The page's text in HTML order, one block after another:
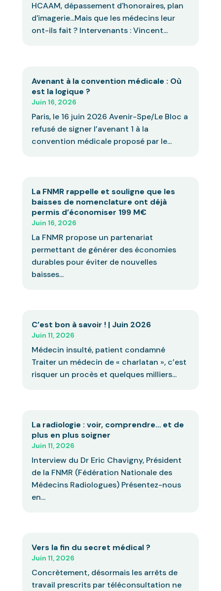
HCAAM, dépassement d'honoraires, plan
d'imagerie...Mais que les médecins leur
ont-ils fait ? Intervenants : Vincent...
Avenant à la convention médicale : Où
est la logique ?
Juin 16, 2026
Paris, le 16 juin 2026 Avenir-Spe/Le Bloc a
refusé de signer l’avenant 1 à la
convention médicale proposé par le...
La FNMR rappelle et souligne que les
baisses de nomenclature ont déjà
permis d’économiser 199 M€
Juin 16, 2026
La FNMR propose un partenariat
permettant de générer des économies
durables pour éviter de nouvelles
baisses...
C’est bon à savoir ! | Juin 2026
Juin 11, 2026
Médecin insulté, patient condamné
Traiter un médecin de « charlatan », c’est
risquer un procès et quelques milliers...
La radiologie : voir, comprendre… et de
plus en plus soigner
Juin 11, 2026
Interview du Dr Eric Chavigny, Président
de la FNMR (Fédération Nationale des
Médecins Radiologues) Présentez-nous
en...
Vers la fin du secret médical ?
Juin 11, 2026
Concrètement, désormais les arrêts de
travail prescrits par téléconsultation ne